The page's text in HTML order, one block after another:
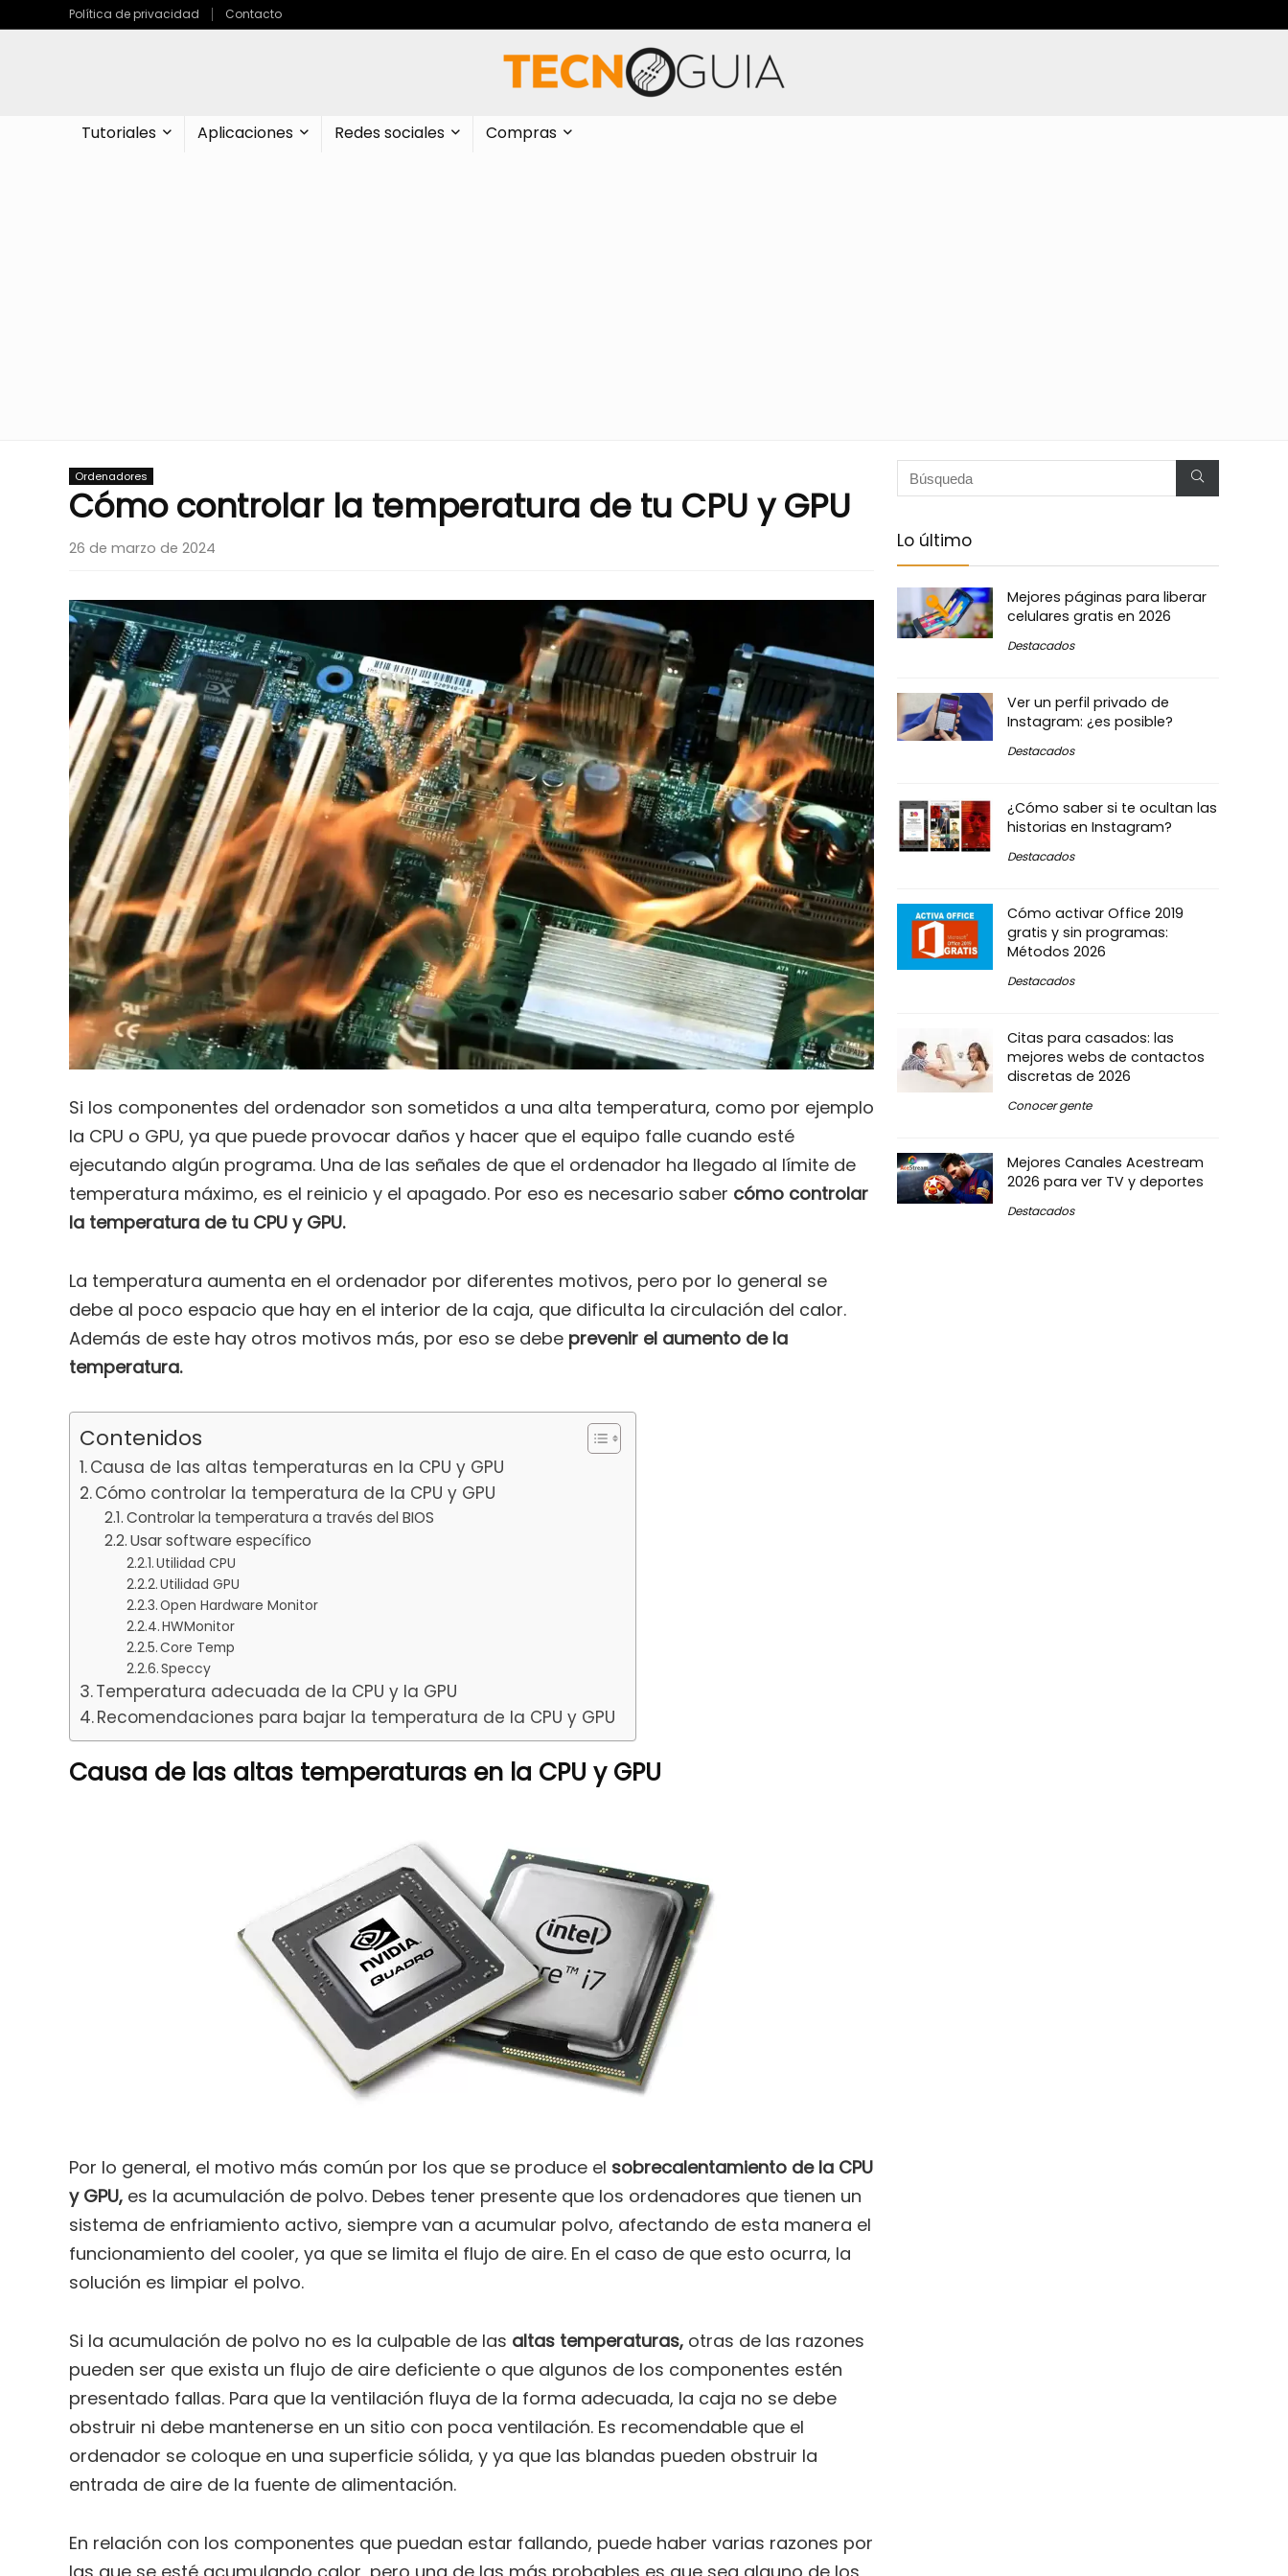
Política de privacidad Contacto
Tutoriales Aplicaciones Redes sociales Compras
Ordenadores
Cómo controlar la temperatura de tu CPU y GPU
26 de marzo de 2024
Si los componentes del ordenador son sometidos a una alta temperatura, como por ejemplo
la CPU o GPU, ya que puede provocar daños y hacer que el equipo falle cuando esté
ejecutando algún programa. Una de las señales de que el ordenador ha llegado al límite de
temperatura máximo, es el reinicio y el apagado. Por eso es necesario saber cómo controlar
la temperatura de tu CPU y GPU.
La temperatura aumenta en el ordenador por diferentes motivos, pero por lo general se
debe al poco espacio que hay en el interior de la caja, que dificulta la circulación del calor.
Además de este hay otros motivos más, por eso se debe prevenir el aumento de la
temperatura.
Contenidos
Causa de las altas temperaturas en la CPU y GPU
Cómo controlar la temperatura de la CPU y GPU
Controlar la temperatura a través del BIOS
Usar software específico
Utilidad CPU
Utilidad GPU
Open Hardware Monitor
HWMonitor
Core Temp
Speccy
Temperatura adecuada de la CPU y la GPU
Recomendaciones para bajar la temperatura de la CPU y GPU
Causa de las altas temperaturas en la CPU y GPU
Por lo general, el motivo más común por los que se produce el sobrecalentamiento de la CPU
y GPU, es la acumulación de polvo. Debes tener presente que los ordenadores que tienen un
sistema de enfriamiento activo, siempre van a acumular polvo, afectando de esta manera el
funcionamiento del cooler, ya que se limita el flujo de aire. En el caso de que esto ocurra, la
solución es limpiar el polvo.
Si la acumulación de polvo no es la culpable de las altas temperaturas, otras de las razones
pueden ser que exista un flujo de aire deficiente o que algunos de los componentes estén
presentado fallas. Para que la ventilación fluya de la forma adecuada, la caja no se debe
obstruir ni debe mantenerse en un sitio con poca ventilación. Es recomendable que el
ordenador se coloque en una superficie sólida, y ya que las blandas pueden obstruir la
entrada de aire de la fuente de alimentación.
En relación con los componentes que puedan estar fallando, puede haber varias razones por
Lo último
Mejores páginas para liberar
celulares gratis en 2026
Destacados
Ver un perfil privado de
Instagram: ¿es posible?
Destacados
¿Cómo saber si te ocultan las
historias en Instagram?
Destacados
Cómo activar Office 2019
gratis y sin programas:
Métodos 2026
Destacados
Citas para casados: las
mejores webs de contactos
discretas de 2026
Conocer gente
Mejores Canales Acestream
2026 para ver TV y deportes
Destacados